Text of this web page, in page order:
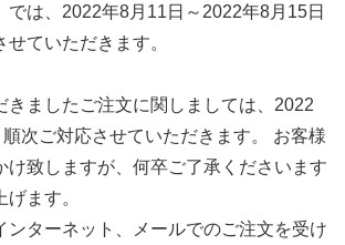
では、2022年8月11日～2022年8月15日
ていただきます。
きましたご注文に関しましては、2022
次ご対応させていただきます。 お客様
け致しますが、何卒ご了承くださいます
ます。
ターネット、メールでのご注文を受け